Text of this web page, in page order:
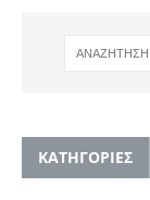
KΑΤΗΓΟΡΙΕΣ